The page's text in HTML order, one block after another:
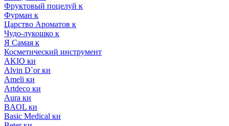
Фруктовый поцелуй к
Фурман к
Царство Ароматов к
Чудо-лукошко к
Я Самая к
Косметический инструмент
AKIO ки
Alvin D`or ки
Ameli ки
Artdeco ки
Aura ки
BAOL ки
Basic Medical ки